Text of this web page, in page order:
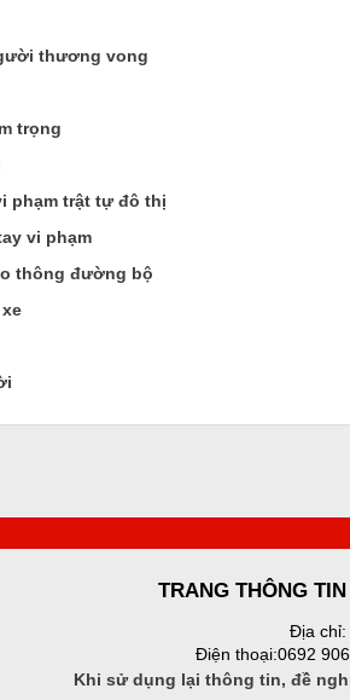
thương vong
trọng
phạm trật tự đô thị
vi phạm
thông đường bộ
TRANG THÔNG
Địa chỉ:
Điện thoại:0692
Khi sử dụng lại thông tin, đề